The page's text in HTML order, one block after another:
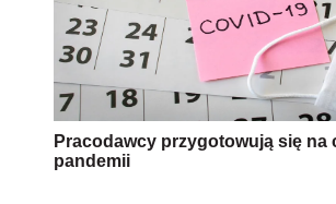
Pracodawcy przygotowują się na
pandemii